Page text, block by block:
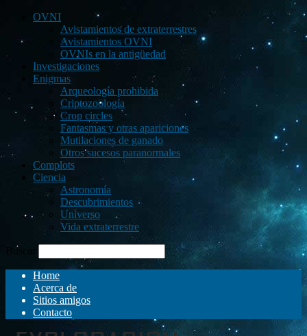
OVNI
Avistamientos de extraterrestres
Avistamientos OVNI
OVNIs en la antigüedad
Investigaciones
Enigmas
Arqueología prohibida
Criptozoología
Crop circles
Fantasmas y otras apariciones
Mutilaciones de ganado
Otros sucesos paranormales
Complots
Ciencia
Astronomía
Descubrimientos
Universo
Vida extraterrestre
Buscar
Home
Acerca de
Sitios amigos
Contacto